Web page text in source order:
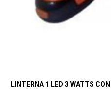
LINTERNA 1 LED 3 WATTS CON